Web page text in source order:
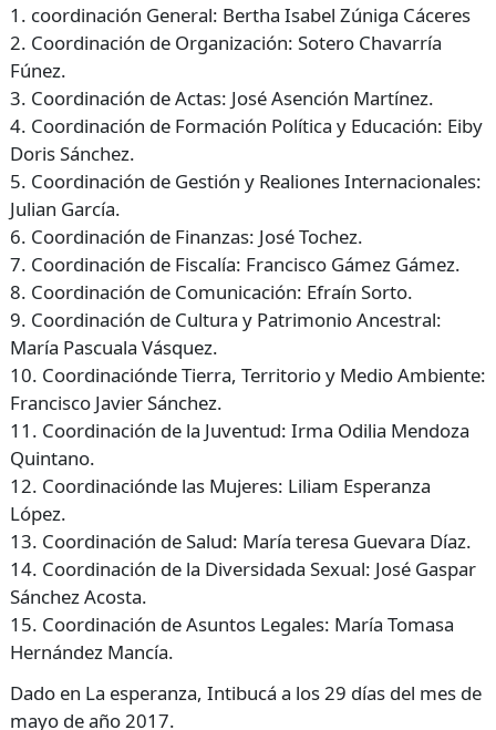
1. coordinación General: Bertha Isabel Zúniga Cáceres
2. Coordinación de Organización: Sotero Chavarría
Fúnez.
3. Coordinación de Actas: José Asención Martínez.
4. Coordinación de Formación Política y Educación: Eiby
Doris Sánchez.
5. Coordinación de Gestión y Realiones Internacionales:
Julian García.
6. Coordinación de Finanzas: José Tochez.
7. Coordinación de Fiscalía: Francisco Gámez Gámez.
8. Coordinación de Comunicación: Efraín Sorto.
9. Coordinación de Cultura y Patrimonio Ancestral:
María Pascuala Vásquez.
10. Coordinaciónde Tierra, Territorio y Medio Ambiente:
Francisco Javier Sánchez.
11. Coordinación de la Juventud: Irma Odilia Mendoza
Quintano.
12. Coordinaciónde las Mujeres: Liliam Esperanza
López.
13. Coordinación de Salud: María teresa Guevara Díaz.
14. Coordinación de la Diversidada Sexual: José Gaspar
Sánchez Acosta.
15. Coordinación de Asuntos Legales: María Tomasa
Hernández Mancía.
Dado en La esperanza, Intibucá a los 29 días del mes de
mayo de año 2017.